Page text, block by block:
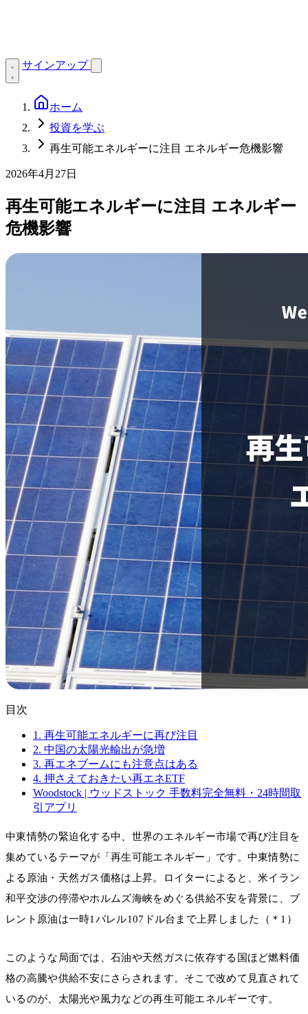
サインアップ
ホーム
投資を学ぶ
再生可能エネルギーに注目 エネルギー危機影響
2026年4月27日
再生可能エネルギーに注目 エネルギー
危機影響
目次
1. 再生可能エネルギーに再び注目
2. 中国の太陽光輸出が急増
3. 再エネブームにも注意点はある
4. 押さえておきたい再エネETF
Woodstock | ウッドストック 手数料完全無料・24時間取
引アプリ
中東情勢の緊迫化する中、世界のエネルギー市場で再び注目を
集めているテーマが「再生可能エネルギー」です。中東情勢に
よる原油・天然ガス価格は上昇。ロイターによると、米イラン
和平交渉の停滞やホルムズ海峡をめぐる供給不安を背景に、ブ
レント原油は一時1バレル107ドル台まで上昇しました（＊1）
このような局面では、石油や天然ガスに依存する国ほど燃料価
格の高騰や供給不安にさらされます。そこで改めて見直されて
いるのが、太陽光や風力などの再生可能エネルギーです。